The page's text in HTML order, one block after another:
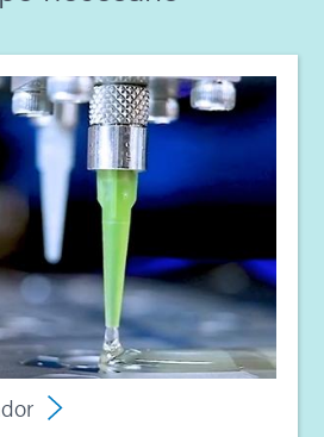
(Europa|EN)
(Europa|ES)
(Asia|EN)